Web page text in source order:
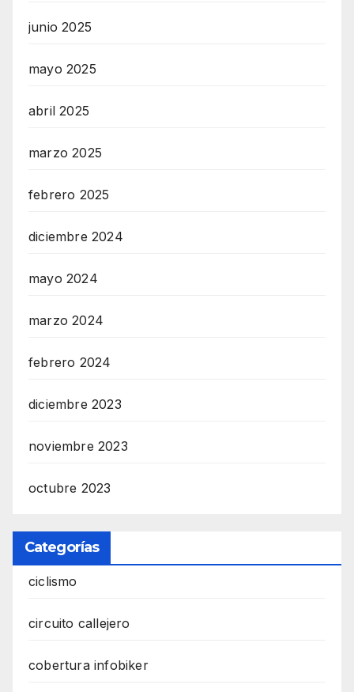
junio 2025
mayo 2025
abril 2025
marzo 2025
febrero 2025
diciembre 2024
mayo 2024
marzo 2024
febrero 2024
diciembre 2023
noviembre 2023
octubre 2023
Categorías
ciclismo
circuito callejero
cobertura infobiker